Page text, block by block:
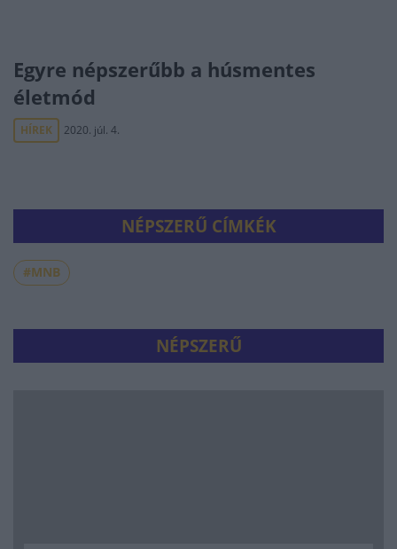
Egyre népszerűbb a húsmentes
életmód
HÍREK 2020. júl. 4.
NÉPSZERŰ CÍMKÉK
#MNB
NÉPSZERŰ